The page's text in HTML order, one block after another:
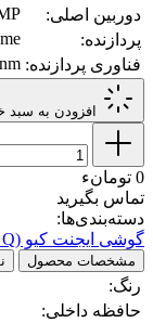
دوربین اصلی:
پردازنده:
فناوری پردازنده:
افزودن به سبد
0 تومانء
تماس بگیرید
دسته‌بندی‌ها:
گوشی ایجنت کیو (Agent Q)
مشخصات محصول
رنگ:
حافظه داخلی: